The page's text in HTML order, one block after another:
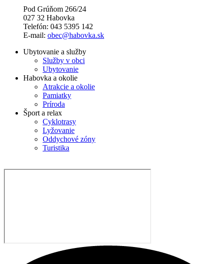
Pod Grúňom 266/24
027 32 Habovka
Telefón: 043 5395 142
E-mail: obec@habovka.sk
Ubytovanie a služby
Služby v obci
Ubytovanie
Habovka a okolie
Atrakcie a okolie
Pamiatky
Príroda
Šport a relax
Cyklotrasy
Lyžovanie
Oddychové zóny
Turistika